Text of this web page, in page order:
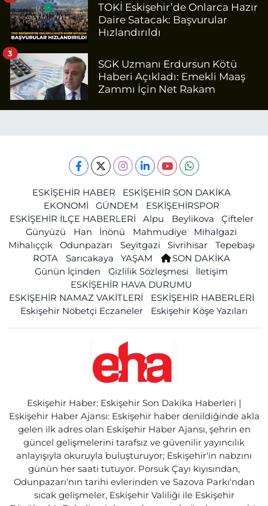
TOKİ Eskişehir’de Onlarca Hazır
Daire Satacak: Başvurular
Hızlandırıldı
SGK Uzmanı Erdursun Kötü
Haberi Açıkladı: Emekli Maaş
Zammı İçin Net Rakam
3
ESKİŞEHİR HABER
ESKİŞEHİR SON DAKİKA
EKONOMİ
GÜNDEM
ESKİŞEHİRSPOR
ESKİŞEHİR İLÇE HABERLERİ
Alpu Beylikova
Çifteler
Günyüzü
Han İnönü Mahmudiye
Mihalgazi
Mihalıççık
Odunpazarı Seyitgazi Sivrihisar
Tepebaşı
ROTA
Sarıcakaya YAŞAM
SON DAKİKA
Günün İçinden
Gizlilik Sözleşmesi
İletişim
ESKİŞEHİR HAVA DURUMU
ESKİŞEHİR NAMAZ VAKİTLERİ
ESKİŞEHİR HABERLERİ
Eskişehir Nöbetçi Eczaneler
Eskişehir Köşe Yazıları
Eskişehir Haber: Eskişehir Son Dakika Haberleri |
Eskişehir Haber Ajansı: Eskişehir haber denildiğinde akla
gelen ilk adres olan Eskişehir Haber Ajansı, şehrin en
güncel gelişmelerini tarafsız ve güvenilir yayıncılık
anlayışıyla okuruyla buluşturuyor; Eskişehir'in nabzını
günün her saati tutuyor. Porsuk Çayı kıyısından,
Odunpazarı'nın tarihi evlerinden ve Sazova Parkı'ndan
sıcak gelişmeler, Eskişehir Valiliği ile Eskişehir